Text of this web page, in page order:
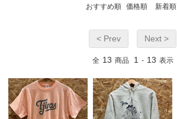
おすすめ順 価格順 新着順
< Prev Next >
全 13 商品 1 - 13 表示